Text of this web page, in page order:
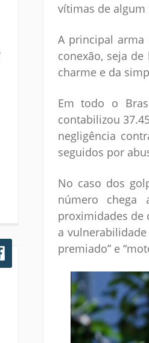
vítimas de algum
A principal arma
conexão, seja
charme e da
Em todo o
contabilizou
negligência
seguidos por
No caso dos
número chega
proximidades de
a
premiado” e